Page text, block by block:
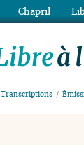
Transcriptions
Chapril